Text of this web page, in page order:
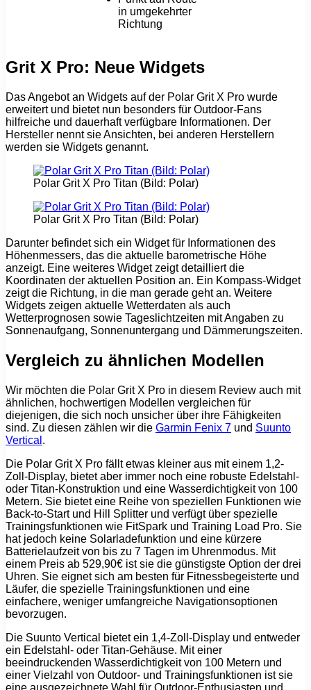
in umgekehrter
Richtung
Grit X Pro: Neue Widgets
Das Angebot an Widgets auf der Polar Grit X Pro wurde
erweitert und bietet nun besonders für Outdoor-Fans
hilfreiche und dauerhaft verfügbare Informationen. Der
Hersteller nennt sie Ansichten, bei anderen Herstellern
werden sie Widgets genannt.
Polar Grit X Pro Titan (Bild: Polar)
Polar Grit X Pro Titan (Bild: Polar)
Darunter befindet sich ein Widget für Informationen des
Höhenmessers, das die aktuelle barometrische Höhe
anzeigt. Eine weiteres Widget zeigt detailliert die
Koordinaten der aktuellen Position an. Ein Kompass-Widget
zeigt die Richtung, in die man gerade geht an. Weitere
Widgets zeigen aktuelle Wetterdaten als auch
Wetterprognosen sowie Tageslichtzeiten mit Angaben zu
Sonnenaufgang, Sonnenuntergang und Dämmerungszeiten.
Vergleich zu ähnlichen Modellen
Wir möchten die Polar Grit X Pro in diesem Review auch mit
ähnlichen, hochwertigen Modellen vergleichen für
diejenigen, die sich noch unsicher über ihre Fähigkeiten
sind. Zu diesen zählen wir die Garmin Fenix 7 und Suunto
Vertical .
Die Polar Grit X Pro fällt etwas kleiner aus mit einem 1,2-
Zoll-Display, bietet aber immer noch eine robuste Edelstahl-
oder Titan-Konstruktion und eine Wasserdichtigkeit von 100
Metern. Sie bietet eine Reihe von speziellen Funktionen wie
Back-to-Start und Hill Splitter und verfügt über spezielle
Trainingsfunktionen wie FitSpark und Training Load Pro. Sie
hat jedoch keine Solarladefunktion und eine kürzere
Batterielaufzeit von bis zu 7 Tagen im Uhrenmodus. Mit
einem Preis ab 529,90€ ist sie die günstigste Option der drei
Uhren. Sie eignet sich am besten für Fitnessbegeisterte und
Läufer, die spezielle Trainingsfunktionen und eine
einfachere, weniger umfangreiche Navigationsoptionen
bevorzugen.
Die Suunto Vertical bietet ein 1,4-Zoll-Display und entweder
ein Edelstahl- oder Titan-Gehäuse. Mit einer
beeindruckenden Wasserdichtigkeit von 100 Metern und
einer Vielzahl von Outdoor- und Trainingsfunktionen ist sie
eine ausgezeichnete Wahl für Outdoor-Enthusiasten und